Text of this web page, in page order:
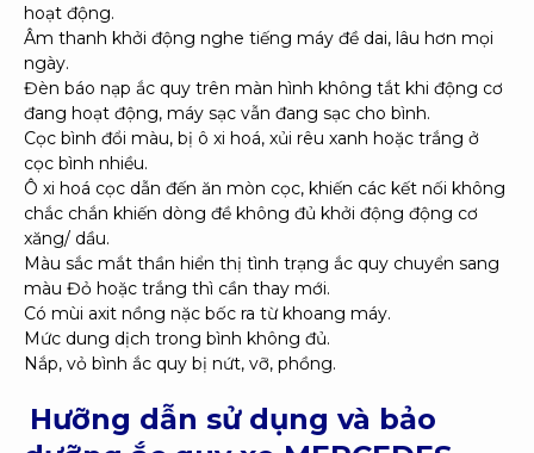
hoạt động.
Âm thanh khởi động nghe tiếng máy đề dai, lâu hơn mọi
ngày.
Đèn báo nạp ắc quy trên màn hình không tắt khi động cơ
đang hoạt động, máy sạc vẫn đang sạc cho bình.
Cọc bình đổi màu, bị ô xi hoá, xủi rêu xanh hoặc trắng ở
cọc bình nhiều.
Ô xi hoá cọc dẫn đến ăn mòn cọc, khiến các kết nối không
chắc chắn khiến dòng đề không đủ khởi động động cơ
xăng/ dầu.
Màu sắc mắt thần hiển thị tình trạng ắc quy chuyển sang
màu Đỏ hoặc trắng thì cần thay mới.
Có mùi axit nồng nặc bốc ra từ khoang máy.
Mức dung dịch trong bình không đủ.
Nắp, vỏ bình ắc quy bị nứt, vỡ, phồng.
Hưỡng dẫn sử dụng và bảo